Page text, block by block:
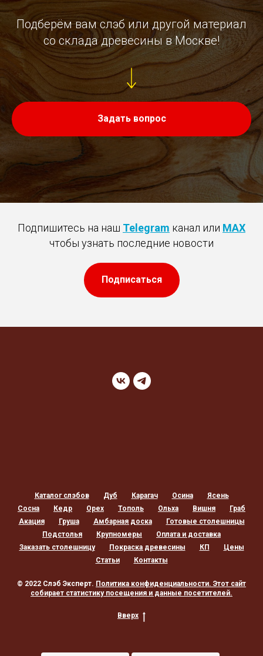
Подберём вам слэб или другой материал
со склада древесины в Москве!
Задать вопрос
Подпишитесь на наш Telegram канал или MAX
чтобы узнать последние новости
Подписаться
Каталог слэбов Дуб Карагач Осина
Ясень
Сосна
Кедр Орех Тополь Ольха Вишня
Граб
Акация
Груша Амбарная доска
Готовые столешницы
Подстолья
Крупномеры
Оплата и доставка
Заказать столешницу
Покраска древесины КП
Цены
Статьи
Контакты
© 2022 Слэб Эксперт. Политика конфиденциальности. Этот сайт
собирает статистику посещения и данные посетителей.
Вверх